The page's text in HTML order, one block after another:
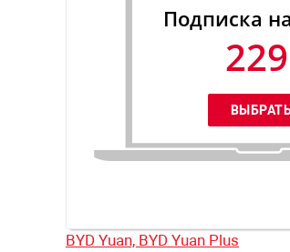
Подписка
229
BYD Yuan, BYD Yuan Plus